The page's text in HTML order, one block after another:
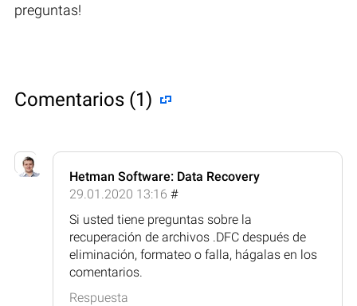
preguntas!
Comentarios (1)
Hetman Software: Data Recovery
29.01.2020 13:16 #
Si usted tiene preguntas sobre la
recuperación de archivos .DFC después de
eliminación, formateo o falla, hágalas en los
comentarios.
Respuesta